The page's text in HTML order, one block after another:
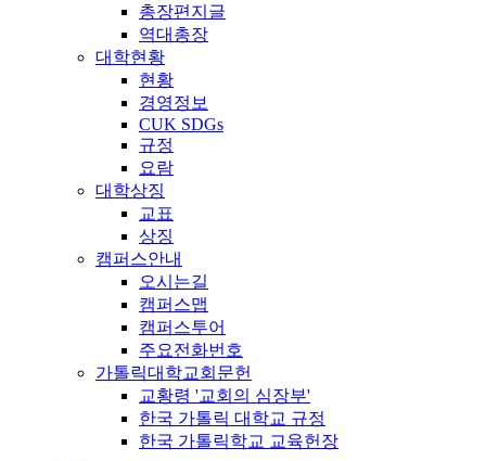
총장편지글
역대총장
대학현황
현황
경영정보
CUK SDGs
규정
요람
대학상징
교표
상징
캠퍼스안내
오시는길
캠퍼스맵
캠퍼스투어
주요전화번호
가톨릭대학교회문헌
교황령 '교회의 심장부'
한국 가톨릭 대학교 규정
한국 가톨릭학교 교육헌장